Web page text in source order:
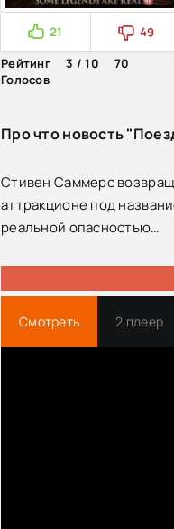
21
49
Рейтинг
3 / 10
70
Голосов
Про что новость
Стивен Саммерс
аттракционе под
реальной опасностью…
Смотреть 2 плеер